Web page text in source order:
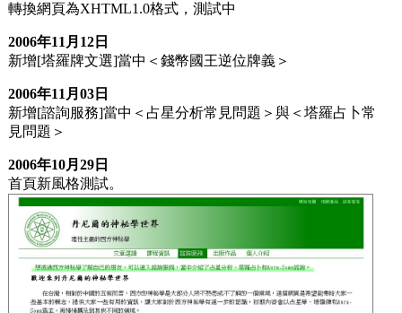
轉換網頁為XHTML1.0格式，測試中
2006年11月12日
新增[塔羅牌文選]當中＜錢幣國王逆位牌義＞
2006年11月03日
新增[諮詢服務]當中＜占星分析常見問題＞與＜塔羅占卜常
見問題＞
2006年10月29日
首頁新風格測試。